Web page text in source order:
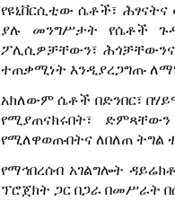
የዩኒቨርሲቲው ሴቶች፣
ያሉ መንግሥታት የሴቶች
ፖሊሲዎቻቸውን፣
ተጠቃሚነት እንዲያረጋግጡ
አክለውም ሴቶች በድንበር፣
የሚያጠናክሩበት፣
የሚለዋወጡበትና ለበለጠ ትግል
የማኅበረሰብ አገልግሎት
ፕሮጀክት ጋር በጋራ በመሥራት